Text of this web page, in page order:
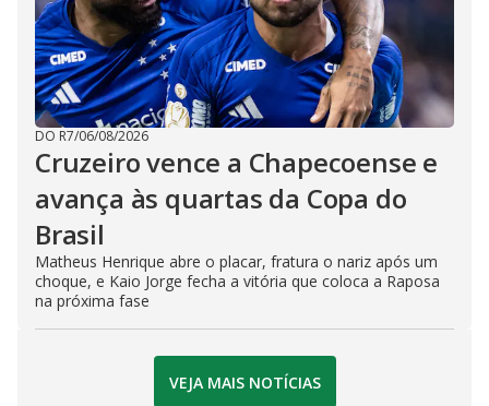
DO R7/06/08/2026
Cruzeiro vence a Chapecoense e
avança às quartas da Copa do
Brasil
Matheus Henrique abre o placar, fratura o nariz após um
choque, e Kaio Jorge fecha a vitória que coloca a Raposa
na próxima fase
VEJA MAIS NOTÍCIAS